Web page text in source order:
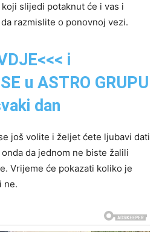
slijedi potaknut će i vas i
razmislite o ponovnoj vezi.
i
u ASTRO GRUPU
dan
još volite i željet ćete ljubavi dati
da jednom ne biste žalili
Vrijeme će pokazati koliko je
ne.